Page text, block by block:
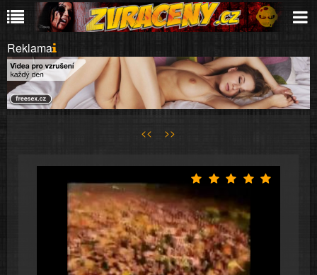
Reklama
<< >>